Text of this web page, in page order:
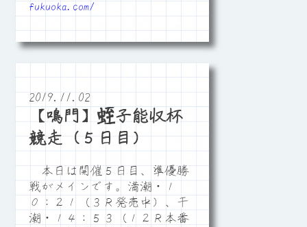
fukuoka.com/
2019.11.02
【鳴門】蛭子能収杯
競走（５日目）
本日は開催５日目、準優勝
戦がメインです。満潮・１
０：２１（３Ｒ発売中）、干
潮・１４：５３（１２Ｒ本番